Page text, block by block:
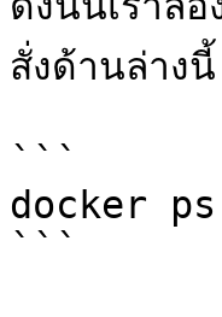
สั่งด้านล่างนี้
```
docker ps
```